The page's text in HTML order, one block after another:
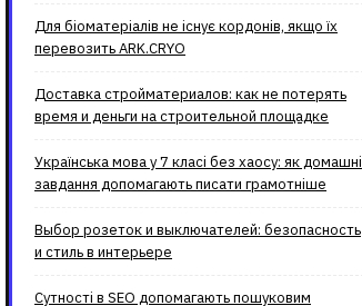
Для біоматеріалів не існує кордонів, якщо їх
перевозить ARK.CRYO
Доставка стройматериалов: как не потерять
время и деньги на строительной площадке
Українська мова у 7 класі без хаосу: як домашні
завдання допомагають писати грамотніше
Выбор розеток и выключателей: безопасность
и стиль в интерьере
Сутності в SEO допомагають пошуковим